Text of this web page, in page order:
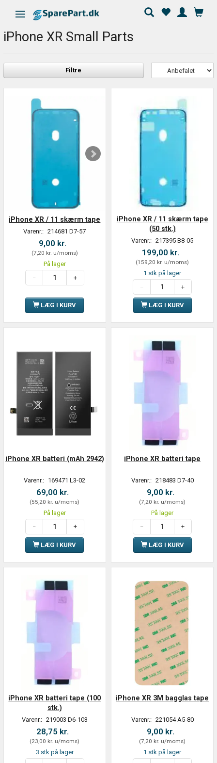
Skifte navigation
iPhone XR Small Parts
Filtre
iPhone XR / 11 skærm tape
Varenr.: 214681 D7-57
9,00 kr.
(7,20 kr. u/moms)
På lager
LÆG I KURV
iPhone XR / 11 skærm tape
(50 stk.)
Varenr.: 217395 B8-05
199,00 kr.
(159,20 kr. u/moms)
1 stk på lager
LÆG I KURV
iPhone XR batteri (mAh 2942)
Varenr.: 169471 L3-02
69,00 kr.
(55,20 kr. u/moms)
På lager
LÆG I KURV
iPhone XR batteri tape
Varenr.: 218483 D7-40
9,00 kr.
(7,20 kr. u/moms)
På lager
LÆG I KURV
iPhone XR batteri tape (100
stk.)
Varenr.: 219003 D6-103
28,75 kr.
(23,00 kr. u/moms)
3 stk på lager
iPhone XR 3M bagglas tape
Varenr.: 221054 A5-80
9,00 kr.
(7,20 kr. u/moms)
1 stk på lager